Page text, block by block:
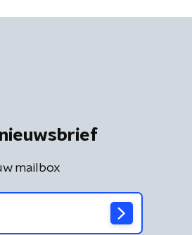
mailbox